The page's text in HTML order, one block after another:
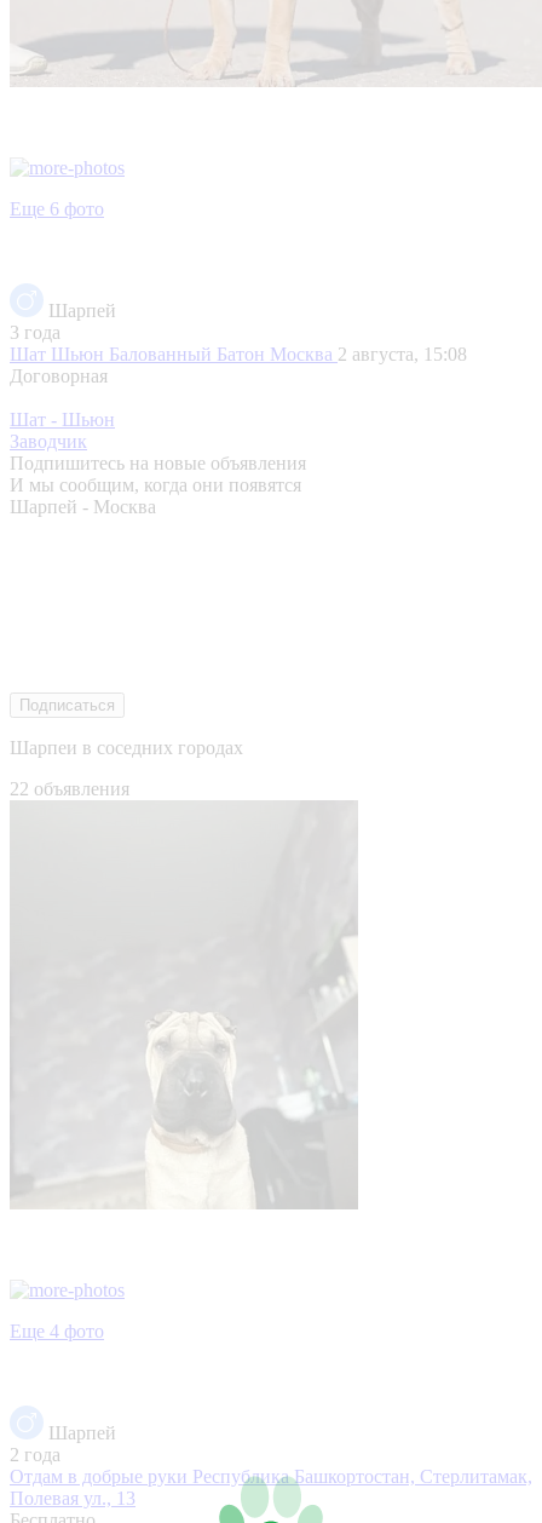
Еще 6 фото
Шарпей
3 года
Шат Шьюн Балованный Батон Москва 2 августа, 15:08
Договорная
Шат - Шьюн
Заводчик
Подпишитесь на новые объявления
И мы сообщим, когда они появятся
Шарпей - Москва
Подписаться
Шарпеи в соседних городах
22 объявления
Еще 4 фото
Шарпей
2 года
Отдам в добрые руки Республика Башкортостан, Стерлитамак,
Полевая ул., 13